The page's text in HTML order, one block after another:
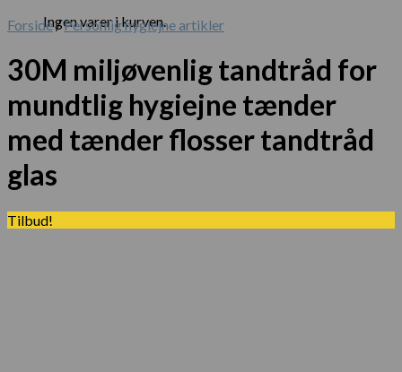
Ingen varer i kurven.
Forside/Personlig hygiejne artikler
30M miljøvenlig tandtråd for
mundtlig hygiejne tænder
med tænder flosser tandtråd
glas
Tilbud!